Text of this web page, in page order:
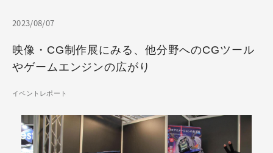
2023/08/07
映像・CG制作展にみる、他分野へのCGツール
やゲームエンジンの広がり
イベントレポート